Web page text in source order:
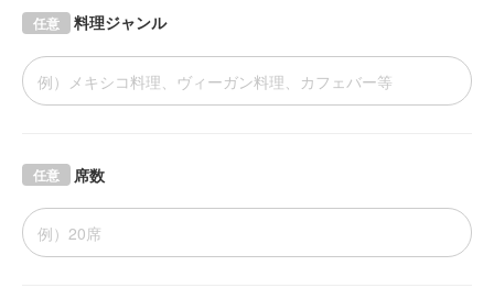
料理ジャンル
任意
席数
任意